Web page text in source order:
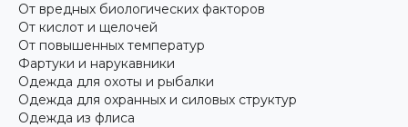
От вредных биологических факторов
От кислот и щелочей
От повышенных температур
Фартуки и нарукавники
Одежда для охоты и рыбалки
Одежда для охранных и силовых структур
Одежда из флиса